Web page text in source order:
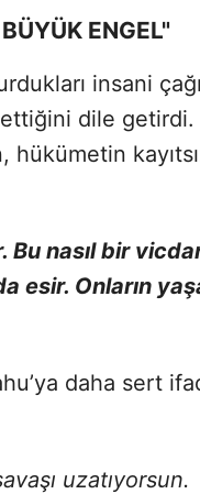
ENGEL"
insani
dile getirdi.
nasıl bir
esir. Onların
daha sert
uzatıyorsun.